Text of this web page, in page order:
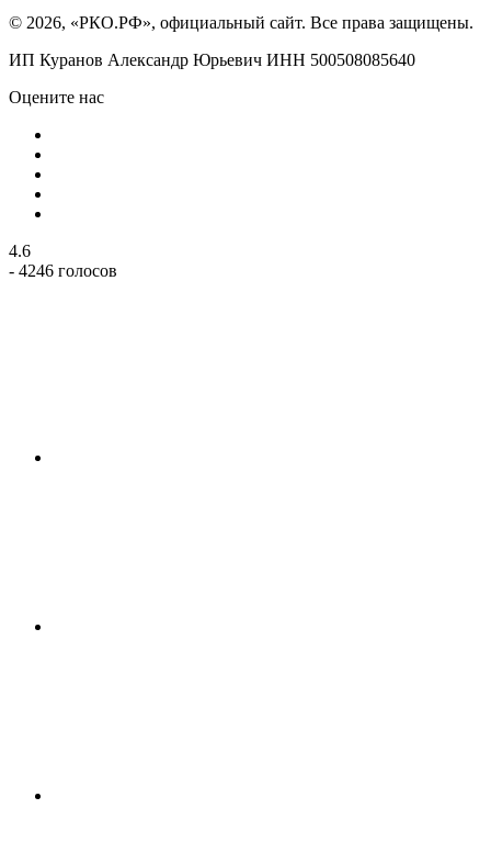
© 2026, «РКО.РФ», официальный сайт. Все права защищены.
ИП Куранов Александр Юрьевич ИНН 500508085640
Оцените нас
4.6
- 4246 голосов